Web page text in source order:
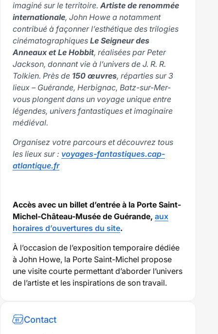
imaginé sur le territoire.Artiste de renommée
internationale, John Howe a notamment
contribué à façonner l’esthétique des trilogies
cinématographiques Le Seigneur des
Anneaux et Le Hobbit, réalisées par Peter
Jackson, donnant vie à l’univers de J. R. R.
Tolkien. Près de 150 œuvres, réparties sur 3
lieux – Guérande, Herbignac, Batz-sur-Mer-
vous plongent dans un voyage unique entre
légendes, univers fantastiques et imaginaire
médiéval.
Organisez votre parcours et découvrez tous
les lieux sur : voyages-fantastiques.cap-
atlantique.fr
Accès avec un billet d’entrée à la Porte Saint-
Michel-Château-Musée de Guérande, aux
horaires d’ouvertures du site.
À l’occasion de l’exposition temporaire dédiée
à John Howe, la Porte Saint-Michel propose
une visite courte permettant d’aborder l’univers
de l’artiste et les inspirations de son travail.
Contact